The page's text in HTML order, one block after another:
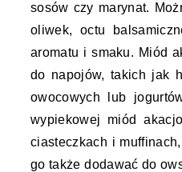
sosów czy marynat.
oliwek, octu
aromatu i smaku. Miód
do napojów, takich jak
owocowych lub
wypiekowej miód
ciasteczkach i
go także dodawać do